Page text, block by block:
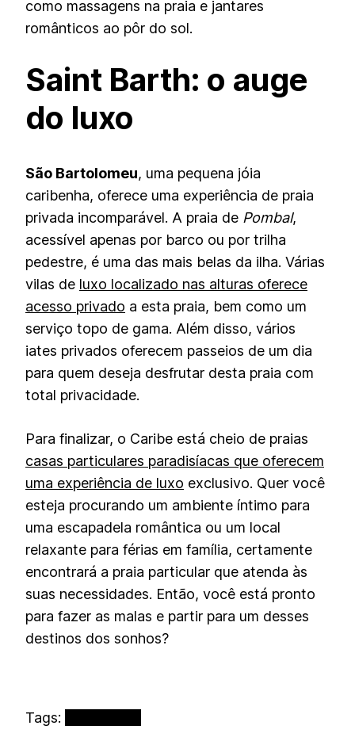
como massagens na praia e jantares
românticos ao pôr do sol.
Saint Barth: o auge
do luxo
São Bartolomeu, uma pequena jóia
caribenha, oferece uma experiência de praia
privada incomparável. A praia de Pombal,
acessível apenas por barco ou por trilha
pedestre, é uma das mais belas da ilha. Várias
vilas de luxo localizado nas alturas oferece
acesso privado a esta praia, bem como um
serviço topo de gama. Além disso, vários
iates privados oferecem passeios de um dia
para quem deseja desfrutar desta praia com
total privacidade.
Para finalizar, o Caribe está cheio de praias
casas particulares paradisíacas que oferecem
uma experiência de luxo exclusivo. Quer você
esteja procurando um ambiente íntimo para
uma escapadela romântica ou um local
relaxante para férias em família, certamente
encontrará a praia particular que atenda às
suas necessidades. Então, você está pronto
para fazer as malas e partir para um desses
destinos dos sonhos?
Tags: